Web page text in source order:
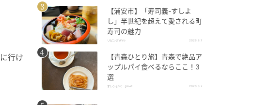
行け
【浦安市】「寿司義-すしよ
し」半世紀を超えて愛される町
寿司の魅力
リビングWeb 2026.8.7
【青森ひとり旅】青森で絶品ア
ップルパイ食べるならここ！3
選
オレンジページnet 2026.8.7